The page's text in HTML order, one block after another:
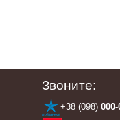
Звоните:
+38 (098) 000-